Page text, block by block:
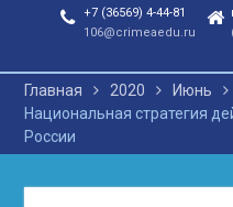
+7 (36569) 4-44-81
106@crimeaedu.ru
Главная 2020 Июнь
Национальная стратегия
России